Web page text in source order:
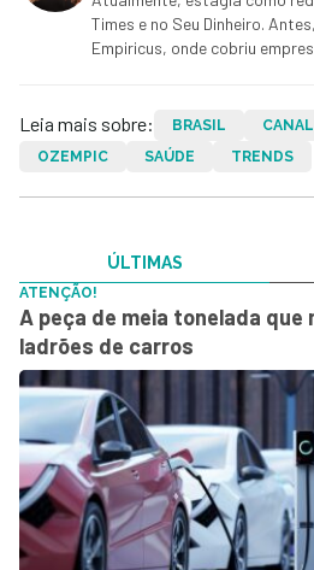
Times e no Seu Dinheiro.
Empiricus, onde cobriu
Leia mais sobre: BRASIL
OZEMPIC
SAÚDE TRENDS
ÚLTIMAS
ATENÇÃO!
A peça de meia tonelada que
ladrões de carros